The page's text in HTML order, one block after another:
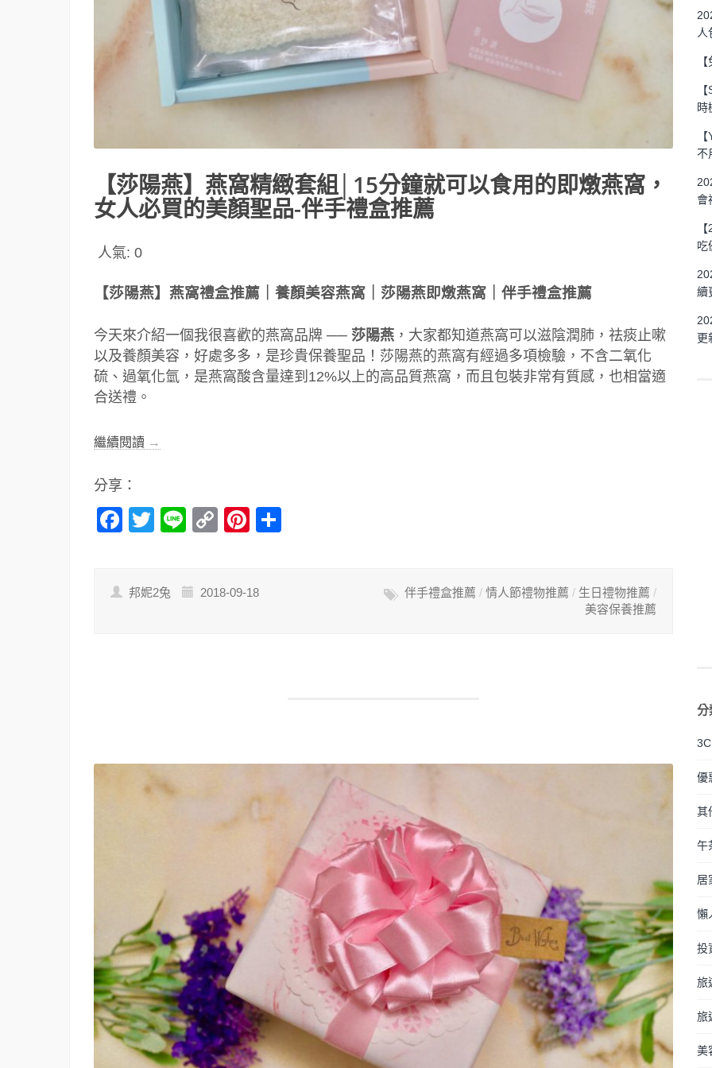
【莎陽燕】燕窩精緻套組│15分鐘就可以食用的即燉燕窩，
女人必買的美顏聖品-伴手禮盒推薦
人氣: 0
【莎陽燕】燕窩禮盒推薦｜養顏美容燕窩｜莎陽燕即燉燕窩｜伴手禮盒推薦
今天來介紹一個我很喜歡的燕窩品牌 ── 莎陽燕 ，大家都知道燕窩可以滋陰潤肺，祛痰止嗽
以及養顏美容，好處多多，是珍貴保養聖品！莎陽燕的燕窩有經過多項檢驗，不含二氧化
硫、過氧化氫，是燕窩酸含量達到12%以上的高品質燕窩，而且包裝非常有質感，也相當適
合送禮。
繼續閱讀 →
分享：
Facebook
Twitter
LineCopyPinterest
邦妮2兔 2018-09-18 伴手禮盒推薦 / 情人節禮物推薦 / 生日禮物推薦 /
美容保養推薦
人
時
不
會
吃
續
更
分
優
其
午
居
懶
投
旅
旅
美